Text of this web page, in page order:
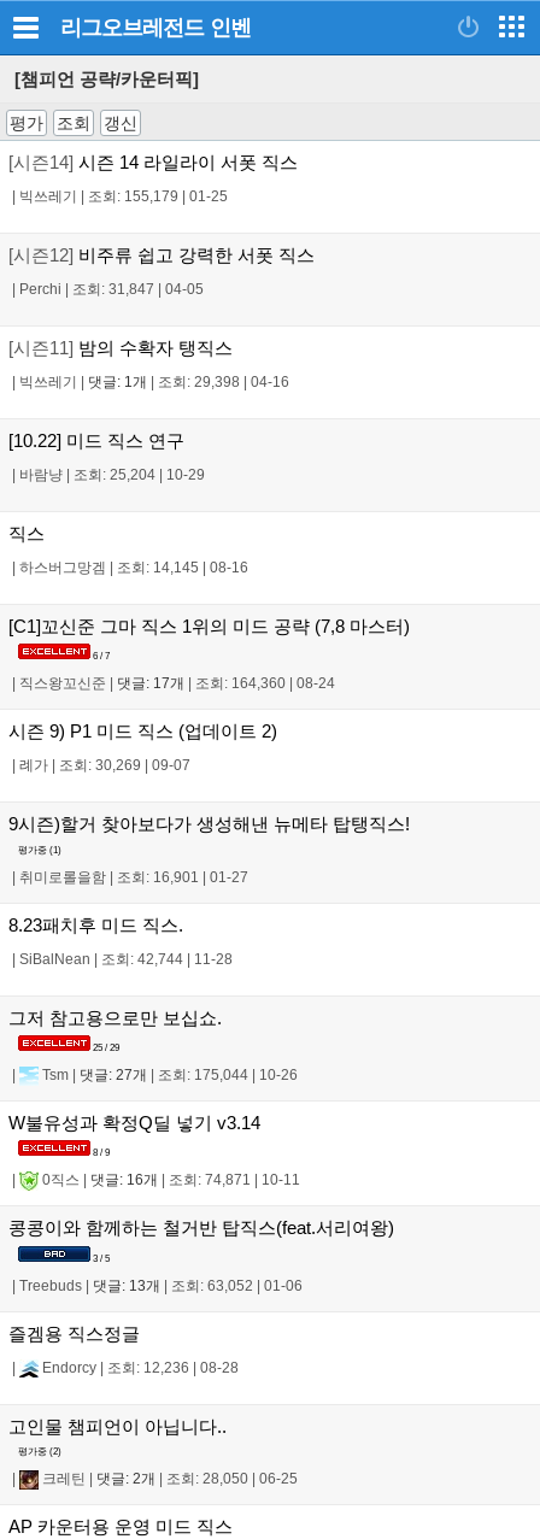
리그오브레전드 인벤
[챔피언 공략/카운터픽]
평가 조회 갱신
[시즌14] 시즌 14 라일라이 서폿 직스
빅쓰레기 조회: 155,179 01-25
[시즌12] 비주류 쉽고 강력한 서폿 직스
Perchi 조회: 31,847 04-05
[시즌11] 밤의 수확자 탱직스
빅쓰레기 댓글: 1개 조회: 29,398 04-16
[10.22] 미드 직스 연구
바람냥 조회: 25,204 10-29
직스
하스버그망겜 조회: 14,145 08-16
[C1]꼬신준 그마 직스 1위의 미드 공략 (7,8 마스터)
6 / 7
직스왕꼬신준 댓글: 17개 조회: 164,360 08-24
시즌 9) P1 미드 직스 (업데이트 2)
례가 조회: 30,269 09-07
9시즌)할거 찾아보다가 생성해낸 뉴메타 탑탱직스!
평가중 (1)
| 취미로롤을함 | 조회: 16,901 | 01-27
8.23패치후 미드 직스.
| SiBalNean | 조회: 42,744 | 11-28
그저 참고용으로만 보십쇼.
25 / 29
Tsm 댓글: 27개 조회: 175,044 10-26
W불유성과 확정Q딜 넣기 v3.14
8 / 9
0직스 댓글: 16개 조회: 74,871 10-11
콩콩이와 함께하는 철거반 탑직스(feat.서리여왕)
3 / 5
| Treebuds | 댓글: 13개 | 조회: 63,052 | 01-06
즐겜용 직스정글
| Endorcy | 조회: 12,236 | 08-28
고인물 챔피언이 아닙니다..
평가중 (2)
크레틴 댓글: 2개 조회: 28,050 06-25
AP 카운터용 운영 미드 직스